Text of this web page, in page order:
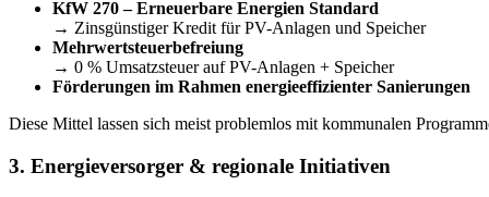
KfW 270 – Erneuerbare Energien Standard
→ Zinsgünstiger Kredit für PV-Anlagen und Speicher
Mehrwertsteuerbefreiung
→ 0 % Umsatzsteuer auf PV-Anlagen + Speicher
Förderungen im Rahmen energieeffizienter Sanierungen
Diese Mittel lassen sich meist problemlos mit kommunalen
3. Energieversorger & regionale Initiativen